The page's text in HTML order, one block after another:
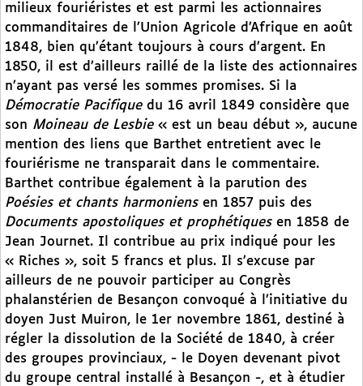
milieux fouriéristes et est parmi les actionnaires
commanditaires de l’Union Agricole d’Afrique en août
1848, bien qu’étant toujours à cours d’argent. En
1850, il est d’ailleurs raillé de la liste des actionnaires
n’ayant pas versé les sommes promises. Si la
Démocratie Pacifiquedu 16 avril 1849 considère que
son Moineau de Lesbie« est un beau début », aucune
mention des liens que Barthet entretient avec le
fouriérisme ne transparait dans le commentaire.
Barthet contribue également à la parution des
Poésies et chants harmoniensen 1857 puis des
Documents apostoliques et prophétiquesen 1858 de
Jean Journet. Il contribue au prix indiqué pour les
« Riches », soit 5 francs et plus. Il s’excuse par
ailleurs de ne pouvoir participer au Congrès
phalanstérien de Besançon convoqué à l’initiative du
doyen Just Muiron, le 1er novembre 1861, destiné à
régler la dissolution de la Société de 1840, à créer
des groupes provinciaux, - le Doyen devenant pivot
du groupe central installé à Besançon -, et à étudier